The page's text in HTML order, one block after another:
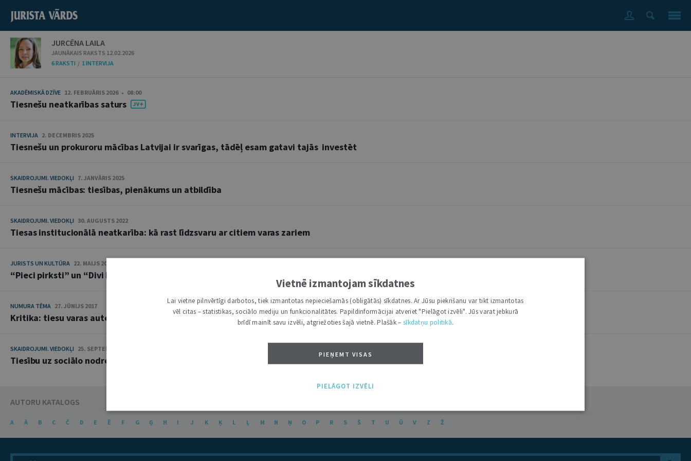
JURCĒNA LAILA
JAUNĀKAIS RAKSTS 12.02.2026
6 RAKSTI / 1 INTERVIJA
AKADĒMISKĀ DZĪVE 12. FEBRUĀRIS 2026 • 08:00
Tiesnešu neatkarības saturs
INTERVIJA 2. DECEMBRIS 2025
Tiesnešu un prokuroru mācības Latvijai ir svarīgas, tādēļ esam gatavi tajās investēt
SKAIDROJUMI. VIEDOKĻI 7. JANVĀRIS 2025
Tiesnešu mācības: tiesības, pienākums un atbildība
SKAIDROJUMI. VIEDOKĻI 30. AUGUSTS 2022
Tiesas institucionālā neatkarība: kā rast līdzsvaru ar citiem varas zariem
JURISTS UN KULTŪRA 22. MAIJS 2018
“Pieci pirksti” un “Divi Foskāri”
NUMURA TĒMA 27. JŪNIJS 2017
Kritika: tiesu varas autoritātes stiprinātāja un tiesnešu neatkarības veicinātāja
SKAIDROJUMI. VIEDOKĻI 25. SEPTEMBRIS 2012
Tiesību uz sociālo nodrošinājumu saturs
AUTORU KATALOGS
A Ā B C Č D E Ē F G Ģ H I J K Ķ L Ļ M N Ņ O P R S Š T U Ū V Z Ž
Vietnē izmantojam sīkdatnes
Lai vietne pilnvērtīgi darbotos, tiek izmantotas nepieciešamās (obligātās) sīkdatnes. Ar Jūsu piekrišanu var tikt izmantotas
vēl citas – statistikas, sociālo mediju un funkcionalitātes. Papildinformācijai atveriet "Pielāgot izvēli". Jūs varat jebkurā
brīdī mainīt savu izvēli, atgriežoties šajā vietnē. Plašāk – sīkdatņu politikā.
PIEŅEMT VISAS
PIELĀGOT IZVĒLI